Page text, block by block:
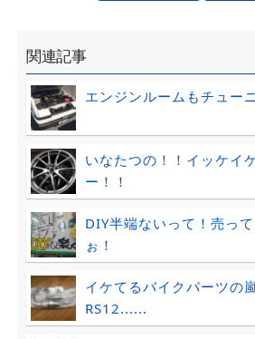
関連記事
エンジンルームもチュー
いなたつの！！イッケイ
ー！！
DIY半端ないって！売っ
ぉ！
イケてるバイクパーツの
RS12......